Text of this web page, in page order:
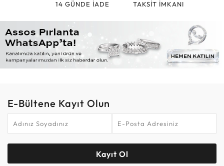
14 GÜNDE İADE TAKSİT İMKANI
E-Bültene Kayıt Olun
Kayıt Ol